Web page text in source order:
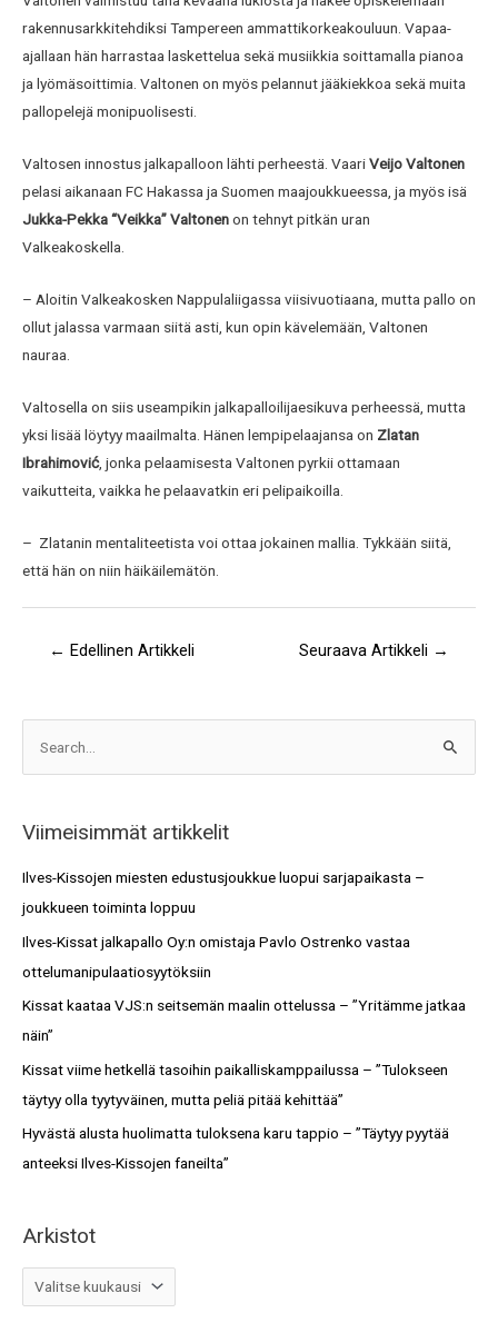
rakennusarkkitehdiksi Tampereen ammattikorkeakouluun. Vapaa-
ajallaan hän harrastaa laskettelua sekä musiikkia soittamalla pianoa
ja lyömäsoittimia. Valtonen on myös pelannut jääkiekkoa sekä muita
pallopelejä monipuolisesti.
Valtosen innostus jalkapalloon lähti perheestä. VaariVeijo Valtonen
pelasi aikanaan FC Hakassa ja Suomen maajoukkueessa, ja myös isä
Jukka-Pekka “Veikka” Valtonenon tehnyt pitkän uran
Valkeakoskella.
– Aloitin Valkeakosken Nappulaliigassa viisivuotiaana, mutta pallo on
ollut jalassa varmaan siitä asti, kun opin kävelemään, Valtonen
nauraa.
Valtosella on siis useampikin jalkapalloilijaesikuva perheessä, mutta
yksi lisää löytyy maailmalta. Hänen lempipelaajansa on Zlatan
Ibrahimović, jonka pelaamisesta Valtonen pyrkii ottamaan
vaikutteita, vaikka he pelaavatkin eri pelipaikoilla.
– Zlatanin mentaliteetista voi ottaa jokainen mallia. Tykkään siitä,
että hän on niin häikäilemätön.
← Edellinen Artikkeli Seuraava Artikkeli →
c
h
Viimeisimmät artikkelit
Ilves-Kissojen miesten edustusjoukkue luopui sarjapaikasta –
joukkueen toiminta loppuu
Ilves-Kissat jalkapallo Oy:n omistaja Pavlo Ostrenko vastaa
ottelumanipulaatiosyytöksiin
Kissat kaataa VJS:n seitsemän maalin ottelussa – ”Yritämme jatkaa
näin”
Kissat viime hetkellä tasoihin paikalliskamppailussa – ”Tulokseen
täytyy olla tyytyväinen, mutta peliä pitää kehittää”
Hyvästä alusta huolimatta tuloksena karu tappio – ”Täytyy pyytää
anteeksi Ilves-Kissojen faneilta”
Arkistot
i
t
o
t